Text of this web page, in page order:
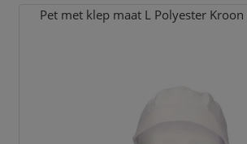
Pet met klep maat L Polyester